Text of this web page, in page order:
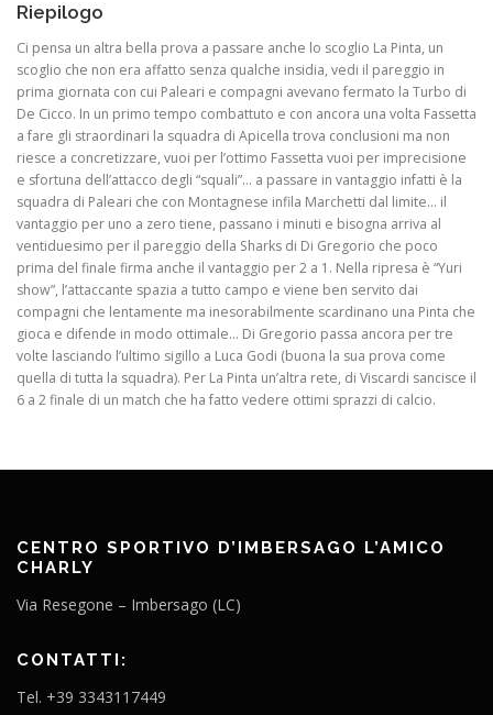
Riepilogo
Ci pensa un altra bella prova a passare anche lo scoglio La Pinta, un
scoglio che non era affatto senza qualche insidia, vedi il pareggio in
prima giornata con cui Paleari e compagni avevano fermato la Turbo di
De Cicco. In un primo tempo combattuto e con ancora una volta Fassetta
a fare gli straordinari la squadra di Apicella trova conclusioni ma non
riesce a concretizzare, vuoi per l’ottimo Fassetta vuoi per imprecisione
e sfortuna dell’attacco degli “squali”… a passare in vantaggio infatti è la
squadra di Paleari che con Montagnese infila Marchetti dal limite… il
vantaggio per uno a zero tiene, passano i minuti e bisogna arriva al
ventiduesimo per il pareggio della Sharks di Di Gregorio che poco
prima del finale firma anche il vantaggio per 2 a 1. Nella ripresa è “Yuri
show”, l’attaccante spazia a tutto campo e viene ben servito dai
compagni che lentamente ma inesorabilmente scardinano una Pinta che
gioca e difende in modo ottimale… Di Gregorio passa ancora per tre
volte lasciando l’ultimo sigillo a Luca Godi (buona la sua prova come
quella di tutta la squadra). Per La Pinta un’altra rete, di Viscardi sancisce il
6 a 2 finale di un match che ha fatto vedere ottimi sprazzi di calcio.
CENTRO SPORTIVO D’IMBERSAGO L’AMICO
CHARLY
Via Resegone – Imbersago (LC)
CONTATTI:
Tel. +39 3343117449